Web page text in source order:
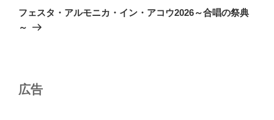
ゲ
ー
の
フェスタ・アルモニカ・イン・アコウ2026～合唱の祭典
～
広告